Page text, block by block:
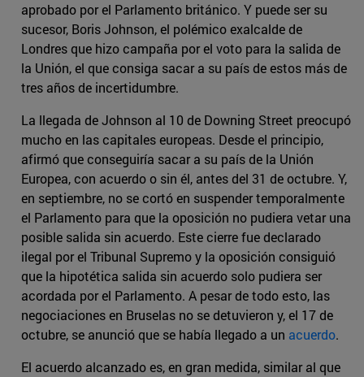
aprobado por el Parlamento británico. Y puede ser su
sucesor, Boris Johnson, el polémico exalcalde de
Londres que hizo campaña por el voto para la salida de
la Unión, el que consiga sacar a su país de estos más de
tres años de incertidumbre.
La llegada de Johnson al 10 de Downing Street preocupó
mucho en las capitales europeas. Desde el principio,
afirmó que conseguiría sacar a su país de la Unión
Europea, con acuerdo o sin él, antes del 31 de octubre. Y,
en septiembre, no se cortó en suspender temporalmente
el Parlamento para que la oposición no pudiera vetar una
posible salida sin acuerdo. Este cierre fue declarado
ilegal por el Tribunal Supremo y la oposición consiguió
que la hipotética salida sin acuerdo solo pudiera ser
acordada por el Parlamento. A pesar de todo esto, las
negociaciones en Bruselas no se detuvieron y, el 17 de
octubre, se anunció que se había llegado a un acuerdo.
El acuerdo alcanzado es, en gran medida, similar al que